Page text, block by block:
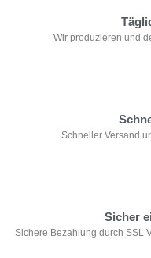
Wir produzieren und
Schneller Versand
Sicher
Sichere Bezahlung durch SSL